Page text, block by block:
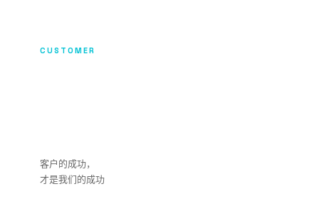
CUSTOMER
客户的成功，
才是我们的成功